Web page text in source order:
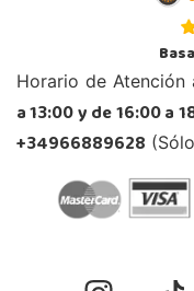
C/ INGENIERO JUAN DE LA
14013, Córdoba
Localizar Tienda
Horario de Atención
a 13:00 y de 16:00 a
+34966889628